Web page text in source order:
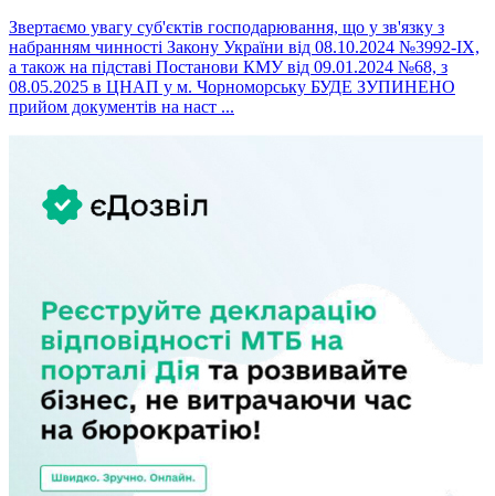
Звертаємо увагу суб'єктів господарювання, що у зв'язку з
набранням чинності Закону України від 08.10.2024 №3992-IX,
а також на підставі Постанови КМУ від 09.01.2024 №68, з
08.05.2025 в ЦНАП у м. Чорноморську БУДЕ ЗУПИНЕНО
прийом документів на наст ...